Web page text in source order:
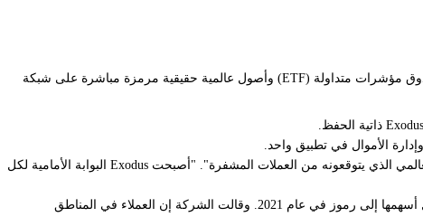
أطلقت شركة Exodus Movement Inc. منصة تداول رمزية في 12 يونيو بالشراكة مع Ondo Finance، مما يسمح للعملاء بشراء وبيع أكثر من 200 سهم وصندوق مؤشرات متداولة (ETF) وأصول عالمية حقيقية مرمزة مباشرة على شبكة
قال جيه بي ريتشاردسون، الرئيس التنفيذي لشركة Exodus: "للمرة الأولى، يمكن لعملائنا تداول وحيازة الأسهم الرمزية بنفس التحكم المباشر والوصول العالمي الذي يتوقعونه من العملات المشفرة". "أصبحت Exodus البوابة الأمامية لكل
تأسست Exodus في عام 2015 وتم إدراجها في بورصة NYSE American تحت رمز EXOD، وكانت من بين أولى الشركات المتداولة علنًا التي قامت بتحويل أسهمها إلى رموز في عام 2021. وقالت الشركة إن العملاء في المناطق